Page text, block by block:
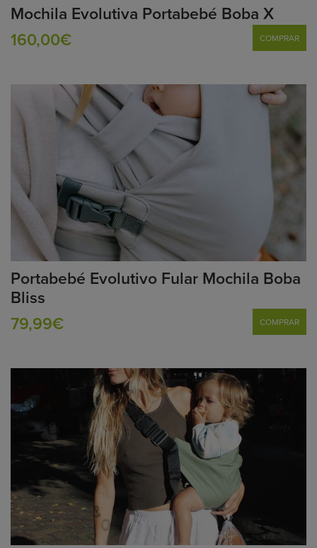
Mochila Evolutiva Portabebé Boba X
160,00€
COMPRAR
Portabebé Evolutivo Fular Mochila Boba
Bliss
79,99€
COMPRAR